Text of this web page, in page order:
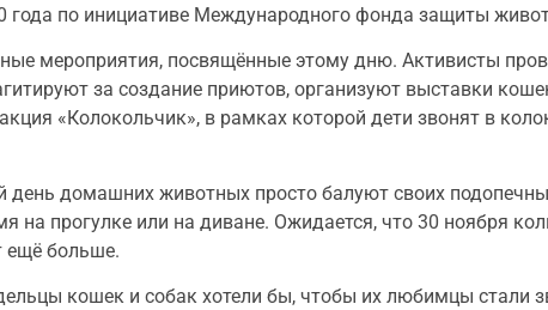
года по инициативе Международного фонда защиты
мероприятия, посвящённые этому дню. Активисты
за создание приютов, организуют выставки
«Колокольчик», в рамках которой дети звонят в
домашних животных просто балуют своих
на прогулке или на диване. Ожидается, что 30 ноября
ещё больше.
кошек и собак хотели бы, чтобы их любимцы стали